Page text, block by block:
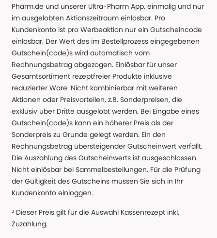
Pharm.de und unserer Ultra-Pharm App, einmalig und nur
im ausgelobten Aktionszeitraum einlösbar. Pro
Kundenkonto ist pro Werbeaktion nur ein Gutscheincode
einlösbar. Der Wert des im Bestellprozess eingegebenen
Gutschein(code)s wird automatisch vom
Rechnungsbetrag abgezogen. Einlösbar für unser
Gesamtsortiment rezeptfreier Produkte inklusive
reduzierter Ware. Nicht kombinierbar mit weiteren
Aktionen oder Preisvorteilen, z.B. Sonderpreisen, die
exklusiv über Dritte ausgelobt werden. Bei Eingabe eines
Gutschein(code)s kann ein höherer Preis als der
Sonderpreis zu Grunde gelegt werden. Ein den
Rechnungsbetrag übersteigender Gutscheinwert verfällt.
Die Auszahlung des Gutscheinwerts ist ausgeschlossen.
Nicht einlösbar bei Sammelbestellungen. Für die Prüfung
der Gültigkeit des Gutscheins müssen Sie sich in Ihr
Kundenkonto einloggen.
³ Dieser Preis gilt für die Auswahl Kassenrezept inkl.
Zuzahlung.